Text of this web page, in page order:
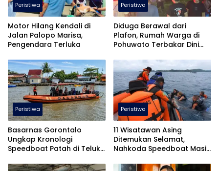
Peristiwa
Motor Hilang Kendali di
Jalan Palopo Marisa,
Pengendara Terluka
Peristiwa
Diduga Berawal dari
Plafon, Rumah Warga di
Pohuwato Terbakar Dini
Peristiwa
Basarnas Gorontalo
Ungkap Kronologi
Speedboat Patah di Teluk
Peristiwa
11 Wisatawan Asing
Ditemukan Selamat,
Nahkoda Speedboat Masih